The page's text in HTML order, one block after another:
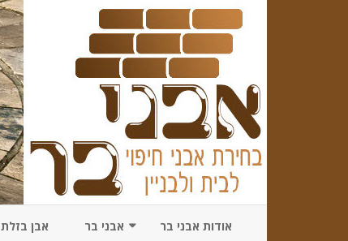
אודות אבני בר אבני בר אבן בזלת